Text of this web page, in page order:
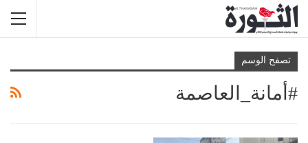
تصفح الوسم
#أمانة_العاصمة